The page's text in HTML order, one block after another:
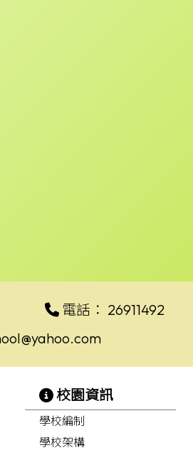
電話： 26911492
校園資訊
學校編制
學校架構